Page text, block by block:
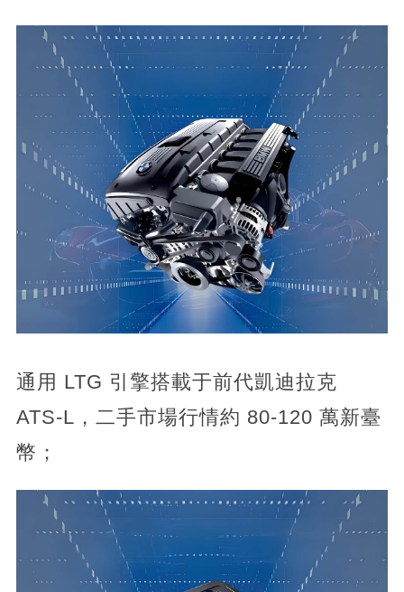
通用 LTG 引擎搭載于前代凱迪拉克
ATS-L，二手市場行情約 80-120 萬新臺
幣；